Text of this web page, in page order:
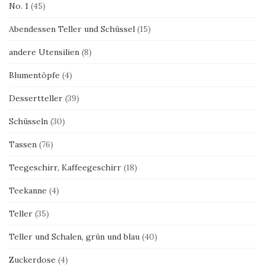
No. 1 (45)
Abendessen Teller und Schüssel (15)
andere Utensilien (8)
Blumentöpfe (4)
Dessertteller (39)
Schüsseln (30)
Tassen (76)
Teegeschirr, Kaffeegeschirr (18)
Teekanne (4)
Teller (35)
Teller und Schalen, grün und blau (40)
Zuckerdose (4)